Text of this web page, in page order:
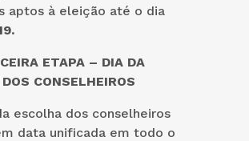
aptos à eleição até o dia
ETAPA – DIA DA
CONSELHEIROS
escolha dos conselheiros
data unificada em todo o